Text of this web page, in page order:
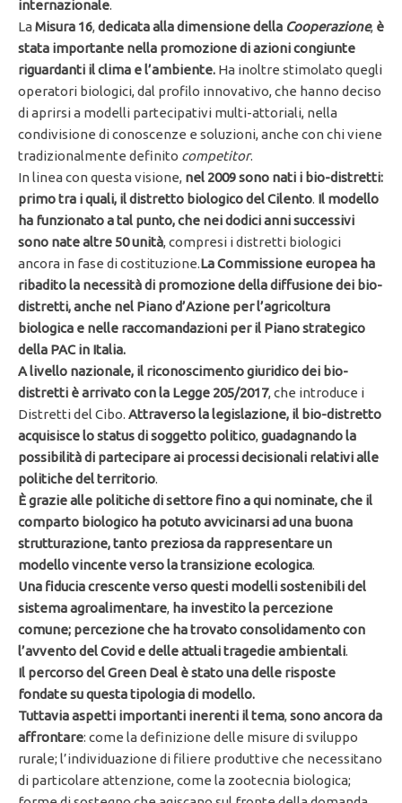
internazionale.
LaMisura 16,dedicata alla dimensione della Cooperazione, è
stata importante nella promozione di azioni congiunte
riguardanti il clima e l’ambiente. Ha inoltre stimolato quegli
operatori biologici, dal profilo innovativo, che hanno deciso
di aprirsi a modelli partecipativi multi-attoriali, nella
condivisione di conoscenze e soluzioni, anche con chi viene
tradizionalmente definito competitor.
In linea con questa visione, nel 2009 sono nati i bio-distretti:
primo tra i quali, il distretto biologico del Cilento. Il modello
ha funzionato a tal punto, che nei dodici anni successivi
sono nate altre 50 unità, compresi i distretti biologici
ancora in fase di costituzione.La Commissione europea ha
ribadito la necessità di promozione della diffusione dei bio-
distretti, anche nel Piano d’Azione per l’agricoltura
biologica e nelle raccomandazioni per il Piano strategico
della PAC in Italia.
A livello nazionale, il riconoscimento giuridico dei bio-
distretti è arrivato con la Legge 205/2017, che introduce i
Distretti del Cibo. Attraverso la legislazione, il bio-distretto
acquisisce lo status di soggetto politico,guadagnando la
possibilità di partecipare ai processi decisionali relativi alle
politiche del territorio.
È grazie alle politiche di settore fino a qui nominate, che il
comparto biologico ha potuto avvicinarsi ad una buona
strutturazione, tanto preziosa da rappresentare un
modello vincente verso la transizione ecologica.
Una fiducia crescenteverso questi modelli sostenibili del
sistema agroalimentare, ha investito la percezione
comune; percezione che ha trovato consolidamento con
l’avvento del Covid e delle attuali tragedie ambientali.
Il percorso del Green Deal è stato una delle risposte
fondate su questa tipologia di modello.
Tuttavia aspetti importanti inerenti il tema,sono ancora da
affrontare: come la definizione delle misure di sviluppo
rurale; l’individuazione di filiere produttive che necessitano
di particolare attenzione, come la zootecnia biologica;